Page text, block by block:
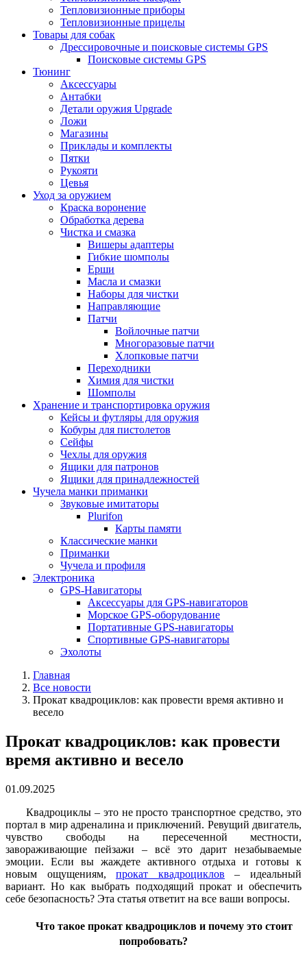
Тепловизионные приборы
Тепловизионные прицелы
Товары для собак
Дрессировочные и поисковые системы GPS
Поисковые системы GPS
Тюнинг
Аксессуары
Антабки
Детали оружия Upgrade
Ложи
Магазины
Приклады и комплекты
Пятки
Рукояти
Цевья
Уход за оружием
Краска воронение
Обработка дерева
Чистка и смазка
Вишеры адаптеры
Гибкие шомполы
Ерши
Масла и смазки
Наборы для чистки
Направляющие
Патчи
Войлочные патчи
Многоразовые патчи
Хлопковые патчи
Переходники
Химия для чистки
Шомполы
Хранение и транспортировка оружия
Кейсы и футляры для оружия
Кобуры для пистолетов
Сейфы
Чехлы для оружия
Ящики для патронов
Ящики для принадлежностей
Чучела манки приманки
Звуковые имитаторы
Plurifon
Карты памяти
Классические манки
Приманки
Чучела и профиля
Электроника
GPS-Навигаторы
Аксессуары для GPS-навигаторов
Морское GPS-оборудование
Портативные GPS-навигаторы
Спортивные GPS-навигаторы
Эхолоты
Главная
Все новости
Прокат квадроциклов: как провести время активно и
весело
Прокат квадроциклов: как провести
время активно и весело
01.09.2025
Квадроциклы – это не просто транспортное средство, это
портал в мир адреналина и приключений. Ревущий двигатель,
чувство свободы на пересеченной местности,
завораживающие пейзажи – всё это дарит незабываемые
эмоции. Если вы жаждете активного отдыха и готовы к
новым ощущениям,прокат квадроциклов – идеальный
вариант. Но как выбрать подходящий прокат и обеспечить
себе безопасность? Эта статья ответит на все ваши вопросы.
Что такое прокат квадроциклов и почему это стоит
попробовать?